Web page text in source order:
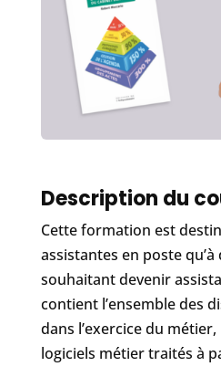
Description du
Cette formation est
assistantes en poste
souhaitant devenir
contient l’ensemble des
dans l’exercice du métier,
logiciels métier traités à